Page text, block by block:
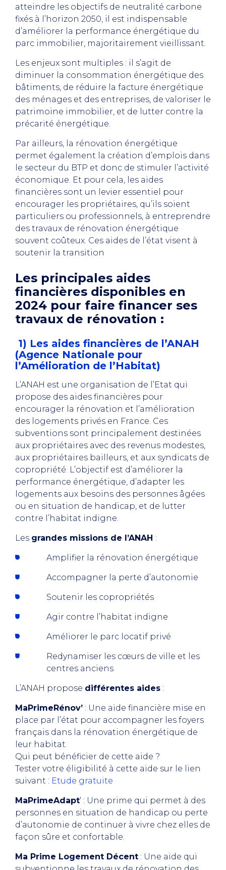
atteindre les objectifs de neutralité carbone
fixés à l’horizon 2050, il est indispensable
d’améliorer la performance énergétique du
parc immobilier, majoritairement vieillissant.
Les enjeux sont multiples : il s’agit de
diminuer la consommation énergétique des
bâtiments, de réduire la facture énergétique
des ménages et des entreprises, de valoriser le
patrimoine immobilier, et de lutter contre la
précarité énergétique.
Par ailleurs, la rénovation énergétique
permet également la création d’emplois dans
le secteur du BTP et donc de stimuler l’activité
économique. Et pour cela, les aides
financières sont un levier essentiel pour
encourager les propriétaires, qu’ils soient
particuliers ou professionnels, à entreprendre
des travaux de rénovation énergétique
souvent coûteux. Ces aides de l’état visent à
soutenir la transition
Les principales aides
financières disponibles en
2024 pour faire financer ses
travaux de rénovation :
1) Les aides financières de l’ANAH
(Agence Nationale pour
l’Amélioration de l’Habitat)
L’ANAH est une organisation de l’Etat qui
propose des aides financières pour
encourager la rénovation et l’amélioration
des logements privés en France. Ces
subventions sont principalement destinées
aux propriétaires avec des revenus modestes,
aux propriétaires bailleurs, et aux syndicats de
copropriété. L’objectif est d’améliorer la
performance énergétique, d’adapter les
logements aux besoins des personnes âgées
ou en situation de handicap, et de lutter
contre l’habitat indigne.
Les grandes missions de l’ANAH :
Amplifier la rénovation énergétique
Accompagner la perte d’autonomie
Soutenir les copropriétés
Agir contre l’habitat indigne
Améliorer le parc locatif privé
Redynamiser les cœurs de ville et les
centres anciens
L’ANAH propose différentes aides :
MaPrimeRénov’ : Une aide financière mise en
place par l’état pour accompagner les foyers
français dans la rénovation énergétique de
leur habitat.
Qui peut bénéficier de cette aide ?
Tester votre éligibilité à cette aide sur le lien
suivant : Etude gratuite
MaPrimeAdapt‘ : Une prime qui permet à des
personnes en situation de handicap ou perte
d’autonomie de continuer à vivre chez elles de
façon sûre et confortable.
Ma Prime Logement Décent : Une aide qui